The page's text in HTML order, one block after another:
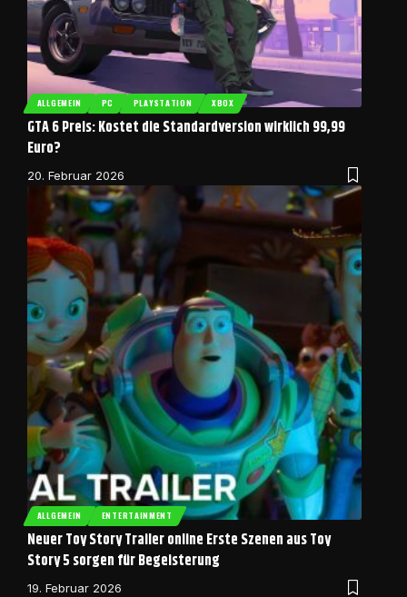
ALLGEMEIN PC PLAYSTATION XBOX
GTA 6 Preis: Kostet die Standardversion wirklich 99,99
Euro?
20. Februar 2026
ALLGEMEIN ENTERTAINMENT
Neuer Toy Story Trailer online Erste Szenen aus Toy
Story 5 sorgen für Begeisterung
19. Februar 2026